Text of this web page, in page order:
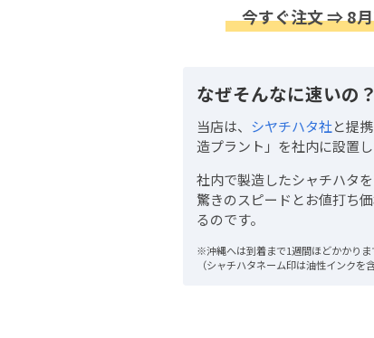
今すぐ注文 ⇒ 8
なぜそんなに速いの？
当店は、 シヤチハタ社と提
造プラント」を社内に設置し
社内で製造したシャチハタを
驚きのスピードとお値打ち
るのです。
※沖縄へは到着まで1週間ほどかかりま
（シャチハタネーム印は油性インクを